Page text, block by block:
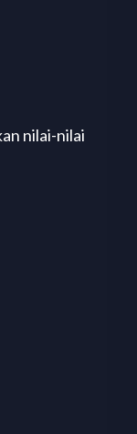
nilai-nilai